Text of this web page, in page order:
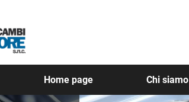
Home page Chi siamo